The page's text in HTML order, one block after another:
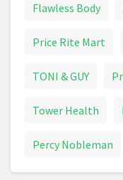
Flawless Body
Price Rite Mart
TONI & GUY
Tower Health
Percy Nobleman